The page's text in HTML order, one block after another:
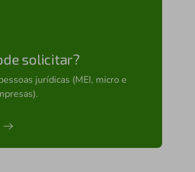
solicitar?
jurídicas (MEI, micro e